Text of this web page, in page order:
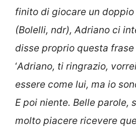
finito di giocare un doppio
(Bolelli, ndr), Adriano ci
disse proprio questa frase
‘Adriano, ti ringrazio,
essere come lui, ma io
E poi niente. Belle parole,
molto piacere ricevere